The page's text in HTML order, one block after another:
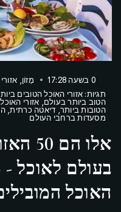
0 בשעה 17:28 מָזוֹן,
תגיות: אזורי האוכל הטובים
הטוב ביותר בעולם, אזורי
הטובות ביותר, דיאטה כרתית,
מסעדות ברחבי העולם
אלו
האוכל